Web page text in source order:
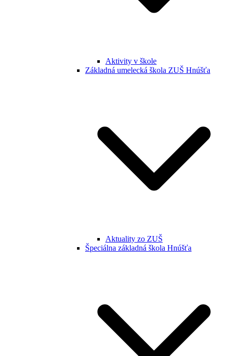
Aktivity v škole
Základná umelecká škola ZUŠ Hnúšťa
Aktuality zo ZUŠ
Špeciálna základná škola Hnúšťa